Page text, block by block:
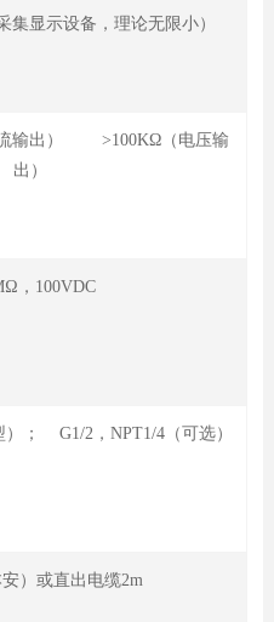
集显示设备，理论无限小）
流输出） >100KΩ（电压输
出）
，100VDC
； G1/2，NPT1/4（可选）
）或直出电缆2m